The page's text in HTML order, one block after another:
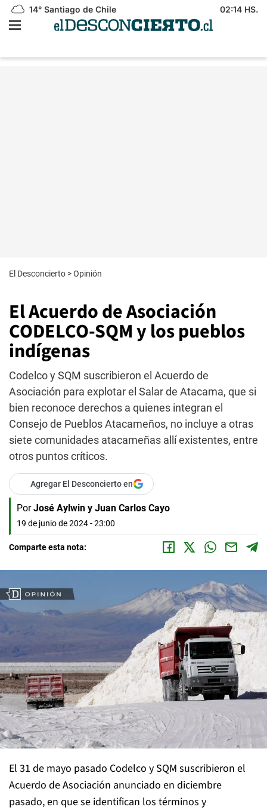
14° Santiago de Chile 02:14 HS.
El Desconcierto >Opinión
El Acuerdo de Asociación
CODELCO-SQM y los pueblos
indígenas
Codelco y SQM suscribieron el Acuerdo de
Asociación para explotar el Salar de Atacama, que si
bien reconoce derechos a quienes integran el
Consejo de Pueblos Atacameños, no incluye a otras
siete comunidades atacameñas allí existentes, entre
otros puntos críticos.
Agregar El Desconcierto en
Por José Aylwin y Juan Carlos Cayo
19 de junio de 2024 - 23:00
Comparte esta nota:
El 31 de mayo pasado Codelco y SQM suscribieron el
Acuerdo de Asociación anunciado en diciembre
pasado, en que se identifican los términos y